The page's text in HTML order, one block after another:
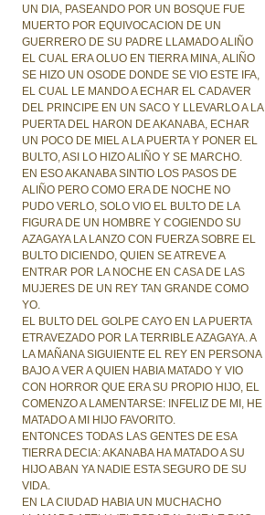
UN DIA, PASEANDO POR UN BOSQUE FUE
MUERTO POR EQUIVOCACION DE UN
GUERRERO DE SU PADRE LLAMADO ALIÑO
EL CUAL ERA OLUO EN TIERRA MINA, ALIÑO
SE HIZO UN OSODE DONDE SE VIO ESTE IFA,
EL CUAL LE MANDO A ECHAR EL CADAVER
DEL PRINCIPE EN UN SACO Y LLEVARLO A LA
PUERTA DEL HARON DE AKANABA, ECHAR
UN POCO DE MIEL A LA PUERTA Y PONER EL
BULTO, ASI LO HIZO ALIÑO Y SE MARCHO.
EN ESO AKANABA SINTIO LOS PASOS DE
ALIÑO PERO COMO ERA DE NOCHE NO
PUDO VERLO, SOLO VIO EL BULTO DE LA
FIGURA DE UN HOMBRE Y COGIENDO SU
AZAGAYA LA LANZO CON FUERZA SOBRE EL
BULTO DICIENDO, QUIEN SE ATREVE A
ENTRAR POR LA NOCHE EN CASA DE LAS
MUJERES DE UN REY TAN GRANDE COMO
YO.
EL BULTO DEL GOLPE CAYO EN LA PUERTA
ETRAVEZADO POR LA TERRIBLE AZAGAYA. A
LA MAÑANA SIGUIENTE EL REY EN PERSONA
BAJO A VER A QUIEN HABIA MATADO Y VIO
CON HORROR QUE ERA SU PROPIO HIJO, EL
COMENZO A LAMENTARSE: INFELIZ DE MI, HE
MATADO A MI HIJO FAVORITO.
ENTONCES TODAS LAS GENTES DE ESA
TIERRA DECIA: AKANABA HA MATADO A SU
HIJO ABAN YA NADIE ESTA SEGURO DE SU
VIDA.
EN LA CIUDAD HABIA UN MUCHACHO